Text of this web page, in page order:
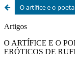
O artífice e o poeta